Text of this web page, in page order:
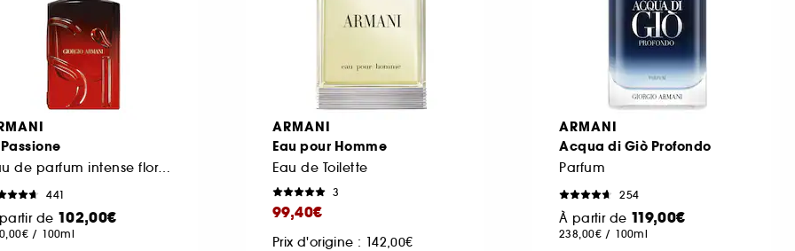
Eau de parfum intense florale ambrée Rechargeable
441
de 102,00€
/ 100ml
ARMANI
Eau pour Homme
Eau de Toilette
3
99,40€
Prix d'origine : 142,00€
ARMANI
Acqua di Giò Profondo
Parfum
254
À partir de 119,00€
238,00€ / 100ml